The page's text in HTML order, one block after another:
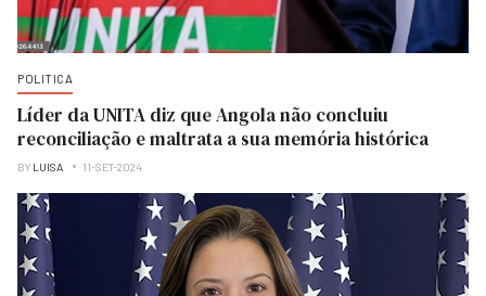
POLITICA
Líder da UNITA diz que Angola não concluiu
reconciliação e maltrata a sua memória histórica
BY LUISA 11-SET-2024